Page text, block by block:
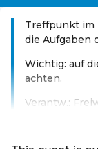
Treffpunkt im
die Aufgaben
Wichtig: auf
achten.
Verantw.: